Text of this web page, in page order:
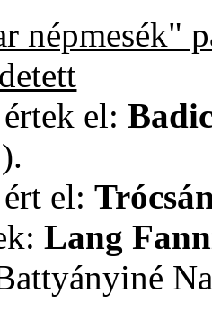
népmesék"
értek el:
ért el:
Lang